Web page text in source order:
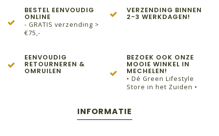
BESTEL EENVOUDIG
ONLINE
- GRATIS verzending >
€75,-
VERZENDING BINNEN
2-3 WERKDAGEN!
EENVOUDIG
RETOURNEREN &
OMRUILEN
BEZOEK OOK ONZE
MOOIE WINKEL IN
MECHELEN!
• Dé Green Lifestyle
Store in het Zuiden •
INFORMATIE